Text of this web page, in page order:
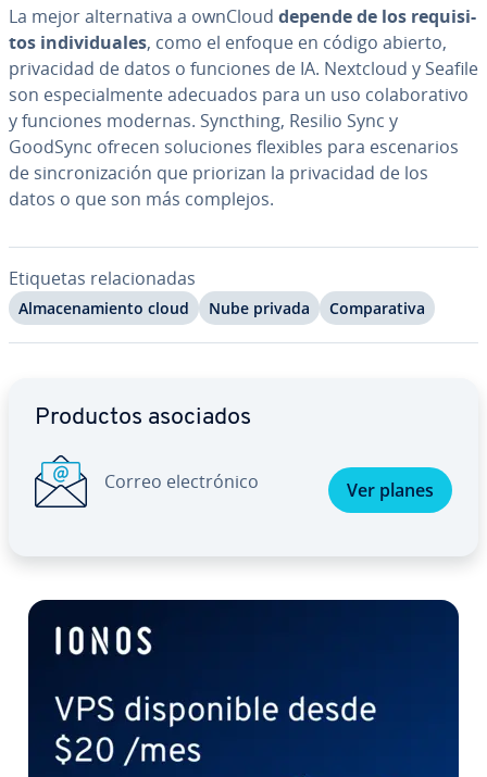
La mejor al­te­r­na­ti­va a ownCloud depende de los re­qui­si­
tos in­di­vi­dua­les, como el enfoque en código abierto,
pri­va­ci­dad de datos o funciones de IA. Nextcloud y Seafile
son es­pe­cia­l­me­n­te adecuados para un uso co­la­bo­ra­ti­vo
y funciones modernas. Syncthing, Resilio Sync y
GoodSync ofrecen so­lu­cio­nes flexibles para es­ce­na­rios
de si­n­cro­ni­za­ción que priorizan la pri­va­ci­dad de los
datos o que son más complejos.
Etiquetas re­la­cio­na­das
Al­ma­ce­na­mie­n­to cloud Nube privada Co­m­pa­ra­ti­va
Productos asociados
Correo ele­c­tró­ni­co Ver planes